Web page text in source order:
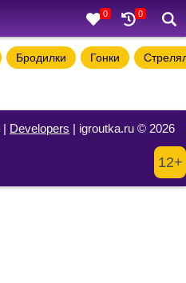
0 0
Бродилки Гонки
| Developers | igroutka.ru © 2026
12+